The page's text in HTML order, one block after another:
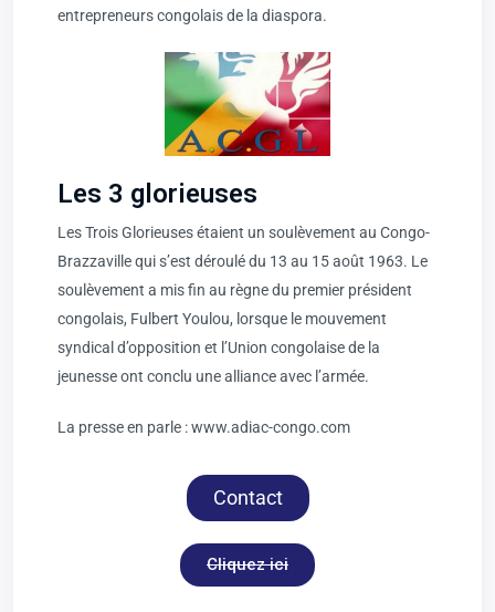
entrepreneurs congolais de la diaspora.
Les 3 glorieuses
Les Trois Glorieuses étaient un soulèvement au Congo-
Brazzaville qui s’est déroulé du 13 au 15 août 1963. Le
soulèvement a mis fin au règne du premier président
congolais, Fulbert Youlou, lorsque le mouvement
syndical d’opposition et l’Union congolaise de la
jeunesse ont conclu une alliance avec l’armée.
La presse en parle :www.adiac-congo.com
Contact
Cliquez ici